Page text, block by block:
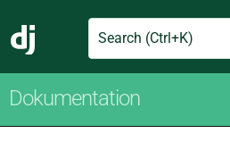
Django
Search
Dokumentation